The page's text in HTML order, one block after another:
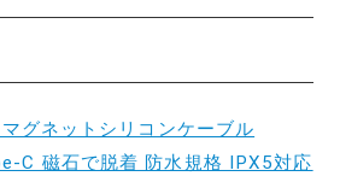
グネットシリコンケーブル
C 磁石で脱着 防水規格 IPX5対応